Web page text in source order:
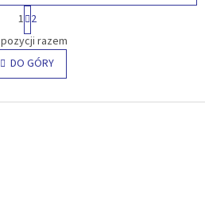
K
o
n
t
o
P
a
g
i
n
a
j
1 2
pozycji razem
DO GÓRY